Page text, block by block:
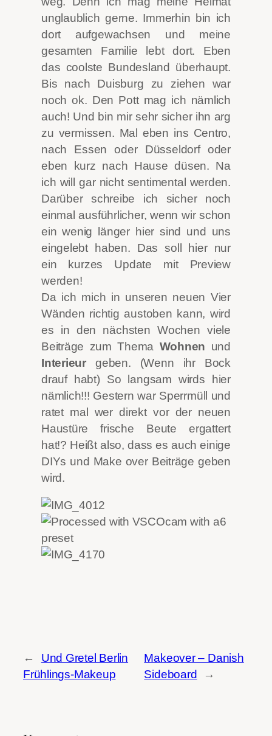
unglaublich gerne. Immerhin bin ich
dort aufgewachsen und meine
gesamten Familie lebt dort. Eben
das coolste Bundesland überhaupt.
Bis nach Duisburg zu ziehen war
noch ok. Den Pott mag ich nämlich
auch! Und bin mir sehr sicher ihn arg
zu vermissen. Mal eben ins Centro,
nach Essen oder Düsseldorf oder
eben kurz nach Hause düsen. Na
ich will gar nicht sentimental werden.
Darüber schreibe ich sicher noch
einmal ausführlicher, wenn wir schon
ein wenig länger hier sind und uns
eingelebt haben. Das soll hier nur
ein kurzes Update mit Preview
werden!
Da ich mich in unseren neuen Vier
Wänden richtig austoben kann, wird
es in den nächsten Wochen viele
Beiträge zum Thema Wohnen und
Interieur geben. (Wenn ihr Bock
drauf habt) So langsam wirds hier
nämlich!!! Gestern war Sperrmüll und
ratet mal wer direkt vor der neuen
Haustüre frische Beute ergattert
hat!? Heißt also, dass es auch einige
DIYs und Make over Beiträge geben
wird.
←
Und Gretel Berlin
Frühlings-Makeup
Makeover – Danish
Sideboard
→